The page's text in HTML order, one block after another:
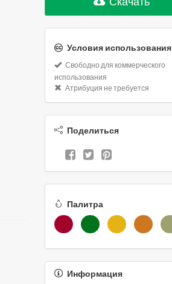
Условия использования
Свободно для коммерческого
использования
Атрибуция не требуется
Поделиться
Палитра
Информация